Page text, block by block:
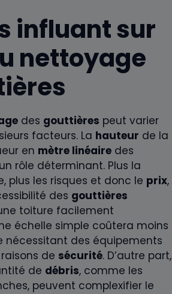
influant sur
nettoyage
des gouttières peut varier
facteurs. La hauteur de la
en mètre linéaire des
rôle déterminant. Plus la
plus les risques et donc le prix,
des gouttières
toiture facilement
échelle simple coûtera moins
nécessitant des équipements
de sécurité. D’autre part,
de débris, comme les
peuvent complexifier le